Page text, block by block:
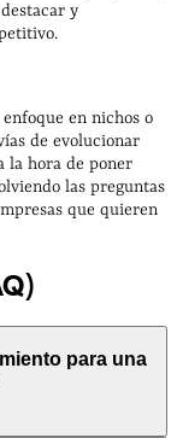
y
enfoque en nichos o
de evolucionar
la hora de poner
las preguntas
que quieren
para una